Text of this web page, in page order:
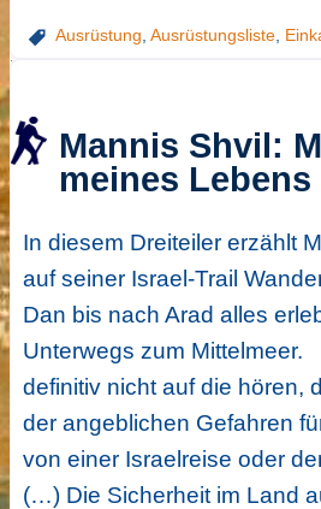
Ausrüstung Ausrüstungsliste,
Mannis Shvil:
meines Lebens
In diesem Dreiteiler erzählt
auf seiner Israel-Trail
Dan bis nach Arad alles
Unterwegs zum Mittelmeer.
definitiv nicht auf die hören,
der angeblichen Gefahren
von einer Israelreise oder
(…) Die Sicherheit im Land